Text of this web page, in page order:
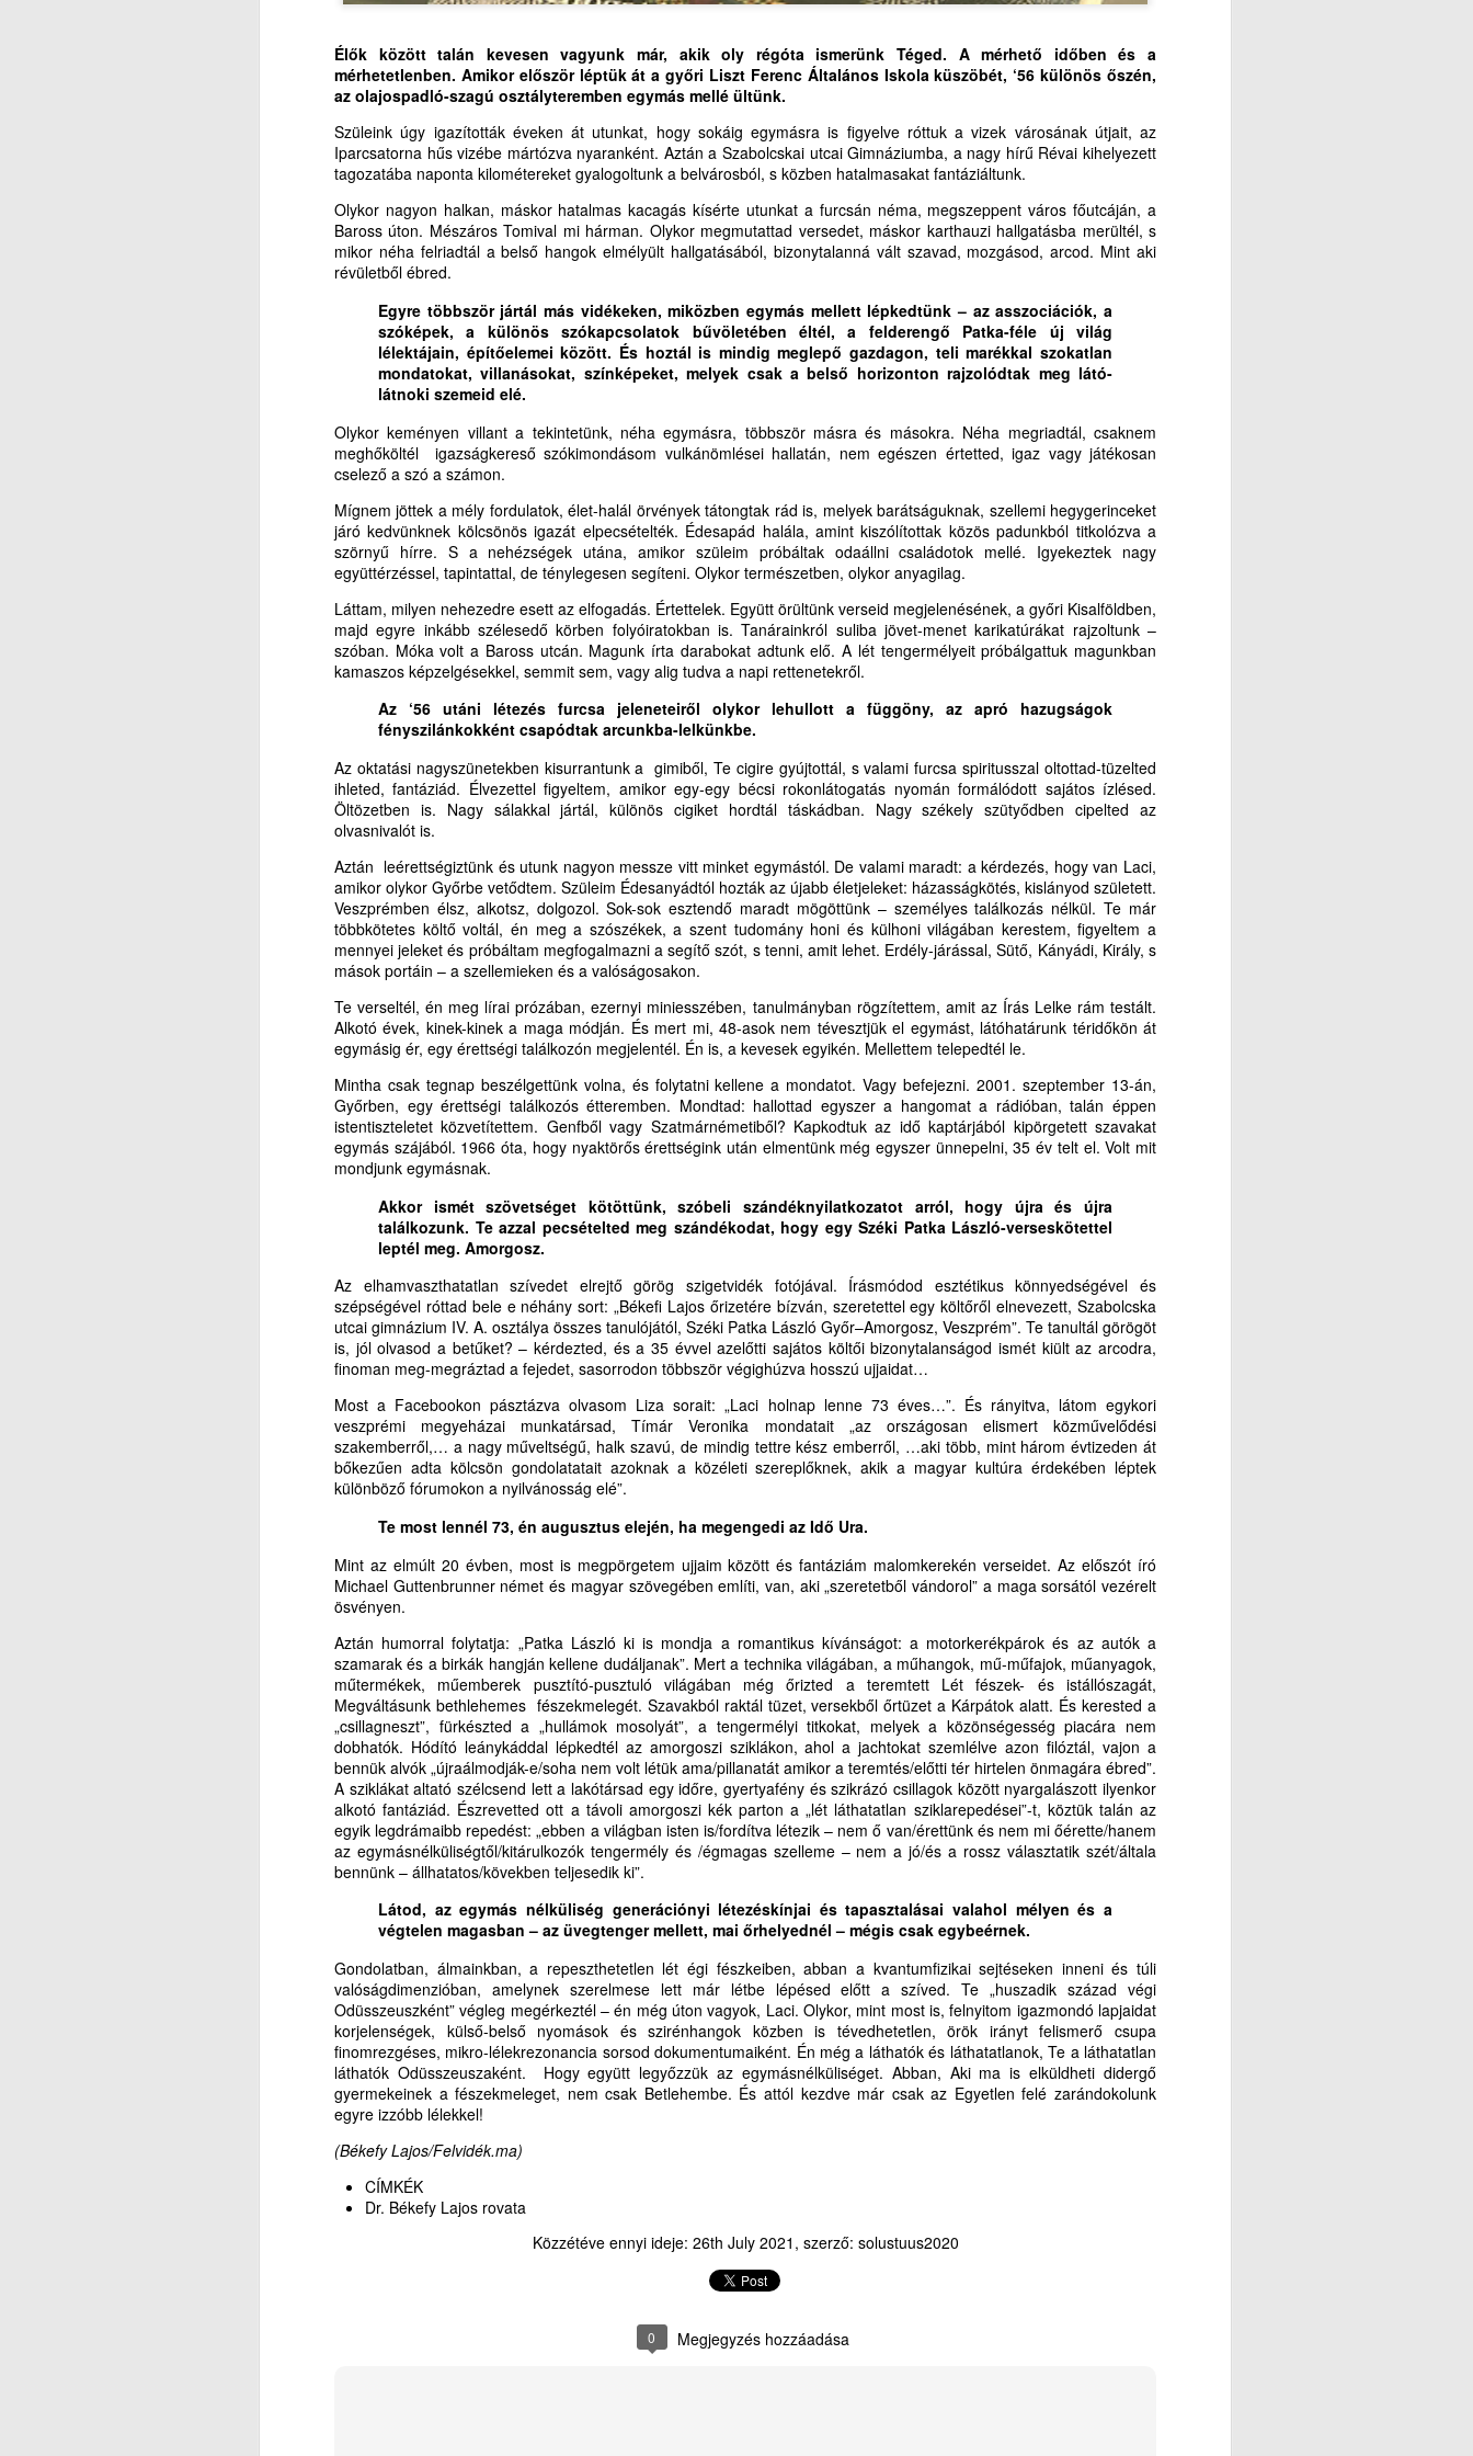
Élők között talán kevesen vagyunk már, akik oly régóta ismerünk Téged. A mérhető időben és a
mérhetetlenben. Amikor először léptük át a győri Liszt Ferenc Általános Iskola küszöbét, ‘56 különös őszén,
az olajospadló-szagú osztályteremben egymás mellé ültünk.
Szüleink úgy igazították éveken át utunkat, hogy sokáig egymásra is figyelve róttuk a vizek városának útjait, az
Iparcsatorna hűs vizébe mártózva nyaranként. Aztán a Szabolcskai utcai Gimnáziumba, a nagy hírű Révai kihelyezett
tagozatába naponta kilométereket gyalogoltunk a belvárosból, s közben hatalmasakat fantáziáltunk.
Olykor nagyon halkan, máskor hatalmas kacagás kísérte utunkat a furcsán néma, megszeppent város főutcáján, a
Baross úton. Mészáros Tomival mi hárman. Olykor megmutattad versedet, máskor karthauzi hallgatásba merültél, s
mikor néha felriadtál a belső hangok elmélyült hallgatásából, bizonytalanná vált szavad, mozgásod, arcod. Mint aki
révületből ébred.
Egyre többször jártál más vidékeken, miközben egymás mellett lépkedtünk – az asszociációk, a
szóképek, a különös szókapcsolatok bűvöletében éltél, a felderengő Patka-féle új világ
lélektájain, építőelemei között. És hoztál is mindig meglepő gazdagon, teli marékkal szokatlan
mondatokat, villanásokat, színképeket, melyek csak a belső horizonton rajzolódtak meg látó-
látnoki szemeid elé.
Olykor keményen villant a tekintetünk, néha egymásra, többször másra és másokra. Néha megriadtál, csaknem
meghőköltél igazságkereső szókimondásom vulkánömlései hallatán, nem egészen értetted, igaz vagy játékosan
cselező a szó a számon.
Mígnem jöttek a mély fordulatok, élet-halál örvények tátongtak rád is, melyek barátságuknak, szellemi hegygerinceket
járó kedvünknek kölcsönös igazát elpecsételték. Édesapád halála, amint kiszólítottak közös padunkból titkolózva a
szörnyű hírre. S a nehézségek utána, amikor szüleim próbáltak odaállni családotok mellé. Igyekeztek nagy
együttérzéssel, tapintattal, de ténylegesen segíteni. Olykor természetben, olykor anyagilag.
Láttam, milyen nehezedre esett az elfogadás. Értettelek. Együtt örültünk verseid megjelenésének, a győri Kisalföldben,
majd egyre inkább szélesedő körben folyóiratokban is. Tanárainkról suliba jövet-menet karikatúrákat rajzoltunk –
szóban. Móka volt a Baross utcán. Magunk írta darabokat adtunk elő. A lét tengermélyeit próbálgattuk magunkban
kamaszos képzelgésekkel, semmit sem, vagy alig tudva a napi rettenetekről.
Az ‘56 utáni létezés furcsa jeleneteiről olykor lehullott a függöny, az apró hazugságok
fényszilánkokként csapódtak arcunkba-lelkünkbe.
Az oktatási nagyszünetekben kisurrantunk a gimiből, Te cigire gyújtottál, s valami furcsa spiritusszal oltottad-tüzelted
ihleted, fantáziád. Élvezettel figyeltem, amikor egy-egy bécsi rokonlátogatás nyomán formálódott sajátos ízlésed.
Öltözetben is. Nagy sálakkal jártál, különös cigiket hordtál táskádban. Nagy székely szütyődben cipelted az
olvasnivalót is.
Aztán leérettségiztünk és utunk nagyon messze vitt minket egymástól. De valami maradt: a kérdezés, hogy van Laci,
amikor olykor Győrbe vetődtem. Szüleim Édesanyádtól hozták az újabb életjeleket: házasságkötés, kislányod született.
Veszprémben élsz, alkotsz, dolgozol. Sok-sok esztendő maradt mögöttünk – személyes találkozás nélkül. Te már
többkötetes költő voltál, én meg a szószékek, a szent tudomány honi és külhoni világában kerestem, figyeltem a
mennyei jeleket és próbáltam megfogalmazni a segítő szót, s tenni, amit lehet. Erdély-járással, Sütő, Kányádi, Király, s
mások portáin – a szellemieken és a valóságosakon.
Te verseltél, én meg lírai prózában, ezernyi miniesszében, tanulmányban rögzítettem, amit az Írás Lelke rám testált.
Alkotó évek, kinek-kinek a maga módján. És mert mi, 48-asok nem tévesztjük el egymást, látóhatárunk téridőkön át
egymásig ér, egy érettségi találkozón megjelentél. Én is, a kevesek egyikén. Mellettem telepedtél le.
Mintha csak tegnap beszélgettünk volna, és folytatni kellene a mondatot. Vagy befejezni. 2001. szeptember 13-án,
Győrben, egy érettségi találkozós étteremben. Mondtad: hallottad egyszer a hangomat a rádióban, talán éppen
istentiszteletet közvetítettem. Genfből vagy Szatmárnémetiből? Kapkodtuk az idő kaptárjából kipörgetett szavakat
egymás szájából. 1966 óta, hogy nyaktörős érettségink után elmentünk még egyszer ünnepelni, 35 év telt el. Volt mit
mondjunk egymásnak.
Akkor ismét szövetséget kötöttünk, szóbeli szándéknyilatkozatot arról, hogy újra és újra
találkozunk. Te azzal pecsételted meg szándékodat, hogy egy Széki Patka László-verseskötettel
leptél meg. Amorgosz.
Az elhamvaszthatatlan szívedet elrejtő görög szigetvidék fotójával. Írásmódod esztétikus könnyedségével és
szépségével róttad bele e néhány sort: „Békefi Lajos őrizetére bízván, szeretettel egy költőről elnevezett, Szabolcska
utcai gimnázium IV. A. osztálya összes tanulójától, Széki Patka László Győr–Amorgosz, Veszprém”. Te tanultál görögöt
is, jól olvasod a betűket? – kérdezted, és a 35 évvel azelőtti sajátos költői bizonytalanságod ismét kiült az arcodra,
finoman meg-megráztad a fejedet, sasorrodon többször végighúzva hosszú ujjaidat…
Most a Facebookon pásztázva olvasom Liza sorait: „Laci holnap lenne 73 éves…”. És rányitva, látom egykori
veszprémi megyeházai munkatársad, Tímár Veronika mondatait „az országosan elismert közművelődési
szakemberről,… a nagy műveltségű, halk szavú, de mindig tettre kész emberről, …aki több, mint három évtizeden át
bőkezűen adta kölcsön gondolatatait azoknak a közéleti szereplőknek, akik a magyar kultúra érdekében léptek
különböző fórumokon a nyilvánosság elé”.
Te most lennél 73, én augusztus elején, ha megengedi az Idő Ura.
Mint az elmúlt 20 évben, most is megpörgetem ujjaim között és fantáziám malomkerekén verseidet. Az előszót író
Michael Guttenbrunner német és magyar szövegében említi, van, aki „szeretetből vándorol” a maga sorsától vezérelt
ösvényen.
Aztán humorral folytatja: „Patka László ki is mondja a romantikus kívánságot: a motorkerékpárok és az autók a
szamarak és a birkák hangján kellene dudáljanak”. Mert a technika világában, a műhangok, mű-műfajok, műanyagok,
műtermékek, műemberek pusztító-pusztuló világában még őrizted a teremtett Lét fészek- és istállószagát,
Megváltásunk bethlehemes fészekmelegét. Szavakból raktál tüzet, versekből őrtüzet a Kárpátok alatt. És kerested a
„csillagneszt”, fürkészted a „hullámok mosolyát”, a tengermélyi titkokat, melyek a közönségesség piacára nem
dobhatók. Hódító leánykáddal lépkedtél az amorgoszi sziklákon, ahol a jachtokat szemlélve azon filóztál, vajon a
bennük alvók „újraálmodják-e/soha nem volt létük ama/pillanatát amikor a teremtés/előtti tér hirtelen önmagára ébred”.
A sziklákat altató szélcsend lett a lakótársad egy időre, gyertyafény és szikrázó csillagok között nyargalászott ilyenkor
alkotó fantáziád. Észrevetted ott a távoli amorgoszi kék parton a „lét láthatatlan sziklarepedései”-t, köztük talán az
egyik legdrámaibb repedést: „ebben a világban isten is/fordítva létezik – nem ő van/érettünk és nem mi őérette/hanem
az egymásnélküliségtől/kitárulkozók tengermély és /égmagas szelleme – nem a jó/és a rossz választatik szét/általa
bennünk – állhatatos/kövekben teljesedik ki”.
Látod, az egymás nélküliség generációnyi létezéskínjai és tapasztalásai valahol mélyen és a
végtelen magasban – az üvegtenger mellett, mai őrhelyednél – mégis csak egybeérnek.
Gondolatban, álmainkban, a repeszthetetlen lét égi fészkeiben, abban a kvantumfizikai sejtéseken inneni és túli
valóságdimenzióban, amelynek szerelmese lett már létbe lépésed előtt a szíved. Te „huszadik század végi
Odüsszeuszként” végleg megérkeztél – én még úton vagyok, Laci. Olykor, mint most is, felnyitom igazmondó lapjaidat
korjelenségek, külső-belső nyomások és szirénhangok közben is tévedhetetlen, örök irányt felismerő csupa
finomrezgéses, mikro-lélekrezonancia sorsod dokumentumaiként. Én még a láthatók és láthatatlanok, Te a láthatatlan
láthatók Odüsszeuszaként. Hogy együtt legyőzzük az egymásnélküliséget. Abban, Aki ma is elküldheti didergő
gyermekeinek a fészekmeleget, nem csak Betlehembe. És attól kezdve már csak az Egyetlen felé zarándokolunk
egyre izzóbb lélekkel!
(Békefy Lajos/Felvidék.ma)
CÍMKÉK
Dr. Békefy Lajos rovata
Közzétéve ennyi ideje: 26th July 2021 , szerző: solustuus2020
0 Megjegyzés hozzáadása
Különösképpen is nagy segítség a
klímaváltozás okozta forróságban
a figyelemelterelés. Fontos a
katasztrófa-, és pánik
újságírástól, médiától, a
politikumtól túlzsúfolt és gyakran
túldramatizált álhírzuhatagoktól
HOLY SPIRIT VERSUS
CHILDREN AND ADULTS
IMMAGINI PARLANTI:
L'INTELLIGENZA VIVA DELLO
SPIRITO SANTO CONTRO
L'INTELLIGENZA ARTIFICIALE
PER BAMBINI E ADULTI
A mesterséges intelligencia
korában még inkább szüksége
van mindannyiunknak az
élő Szentlélek intelligenciára, lelki
kult
MI MÁR ILYEN CSALÁD VAGYUNK – KIVIRÁGZIK A
SPIRITUÁLIS SZÜLINAPI BALLADÁVÁ
MI MÁR ILYEN CSALÁD VAGYUNK – KIVIRÁGZIK A SZÓ
LELKÜNKBEN ÉS LAPTOPUNKON IS
SPIRITUÁLIS SZÜLINAPI BALLADÁVÁ
ISTENÜNK KIFÜRKÉSZHETETLEN AKARATÁBÓL
SZÜLETÉSNAPUNK KÉT EGYMÁST KÖVETŐ NAPRA,
Sok kedves testvéri, rokoni, baráti,
hit-, és eszmetársi jókívánságért hálát adva
köszönteni zarándoktársamat,
RÖHRIG KLAUDIÁT,
egyúttal megköszönni a számos jókívánságot,
amit ezen a napon kaptam/kapunk.
AUG
KINCS, SZÉP GYÖNGYÖK, ÖRÖM LÉLEK-
ÜVEGTENGER MELLŐL (5.)
LEVELEK AZ ÜVEGTENGER MELLŐL
(5.)
VASÁRNAPJÁRA
Mióta Isten Szentlelke megajándékozott a lelki perspektívaváltás
kivételesen gazdag örömszerző látásmódjával, mélyebben megértem
Kálvin atyánk élet-, ember-, és egyházlátását. Hiszen ő ajándékozta
Szentlélekben letisztult szemléletét a reformátusságnak, de messze túl
a felekezeti határokon is, a keresztyénségnek.
AUG
1
A PRÉDIKÁCIÓ GYÖNYÖRŰSÉGE AZ
IGEHIRDETŐK JUTALMA --- MIKOR LESZ
EGYHÁZUNKBAN IGEHIRDETÉS, ÉS
IGEHIRDETŐK VASÁRNAPJA? (2.)
AZ ÚR SZENT LELKE RÁM BÍZTA, TOVÁBB ADOM
Kérem, hogy aki egyetért a cikk tartalmával, az ossza meg a Generális
Konvent és a Magyarországi Református Egyház lelkészei,
szolgatársainkhoz a Prédikáció/Prédikátorok Vasárnapjának beiktatása,
megtartása országos és helyi szinten. Az Úr vezesse átgondolásunkat,
reménységgel, és köszönettel,
Dr.
30
MIKOR LESZ AZ IGE EGYHÁZÁBAN PRÉDIKÁCIÓ
ÉS PRÉDIKÁTOR VASÁRNAP?
MIKOR LESZ AZ IGE EGYHÁZÁBAN PRÉDIKÁCIÓ ÉS PRÉDIKÁTOR
Hirdesd az igét, állj elő vele alkalmas és alkalmatlan időben,
ints, fedj, buzdíts teljes béketűréssel és tanítással
(2Tim 4,2)
Aki titeket hallgat, engem hallgat, és aki titeket megvet,
engem vet meg; és aki engem vet meg, azt veti meg,
aki engem elküldött
(Luk 10,16)
Pannonicus Reformatus
Évente egy vasárnapon legyen könyörgés és hálaadás
igehirdetésért, prédikátorokért
Mikor van alkalom és idő a gyülekezetekben, az Ige
JUL
30
MIKOR LESZ AZ IGE EGYHÁZÁBAN PRÉDIKÁCIÓ
ÉS PRÉDIKÁTOR VASÁRNAP?
MIKOR LESZ AZ IGE EGYHÁZÁBAN PRÉDIKÁCIÓ ÉS PRÉDIKÁTOR
VASÁRNAP?
Hirdesd az igét, állj elő vele alkalmas és alkalmatlan időben,
ints, fedj, buzdíts teljes béketűréssel és tanítással
(2Tim 4,2)
Aki titeket hallgat, engem hallgat, és aki titeket megvet,
engem vet meg; és aki engem vet meg, azt veti meg,
aki engem elküldött
(Luk 10,16)
Pannonicus Reformatus
Évente egy vasárnapon legyen könyörgés és hálaadás
igehirdetésért, prédikátorokért
Mikor van alkalom és idő a gyülekezetekben, az Ige
JUL
TESTVÉRI SZÓ TŐKÉS LÁSZLÓHOZ TUSVÁNYOSI
BESZÉDE ÉS A REFORMÁTUS EMLÉKEZET-
KULTÚRA KAPCSÁN
TESTVÉRI SZÓ TŐKÉS LÁSZLÓHOZ
TUSVÁNYOSI BESZÉDE ÉS A REFORMÁTUS
EMLÉKEZET-KULTÚRA KAPCSÁN
Főtiszteletű Püspök Úr!
Több évtizednyi levelezésünk megszakadása sem tud megakadályozni
abban, hogy elemző, történet-antropológiai, történetteológiai
magaslatokon megszólaló-megszólító tusványosi beszédére az
elismerés és a köszönet formális-udvarias szavain túl is ne reflektáljak.
25
MI A TEENDŐNK A HIT ÉS A MESTERSÉGES
INTELLIGENCIA ETIKUS VISZONYÁÉRT?
MI A TEENDŐNK A HIT ÉS A MESTERSÉGES INTELLIGENCIA
ETIKUS VISZONYÁÉRT?
a Szent Lélek azonban szabadságot ad.
Itt az idő, hogy uralkodjunk az eszközeink felett,
mielőtt azok uralkodnának rajtunk.”
Augusztus elején elektronikus kötet formájában megjelenik e sorok írója
könyvsorozatának első kötete. A sorozat címe: A digitális túlélés
enciklopédiája – teológiai stratégiai vázlat a jövőért.
JUL
20
LETTERA DOXOLOGICA --- ISTENT MAGASZTALÓ
ŐSZINTE, NYÍLT LEVÉL
SORSRAJZOLATOK
LETTERA DOXOLOGICA
NYÍLT LEVÉL
Áldás-békesség Istentől!
Az Olvasókkal, Lelkésztestvérekkel, Barátaimmal együtt szeretettel
köszöntöm Önt, Erdélyországnak Bethlen Gábor Nagyságos Fejedelem
óta Nemes és Tiszteletes Református Prédikátorai között, úgy is, mint
a kiváló és Erdély-gyarapító érdemes gr. Teleky család sarját, az Ige és
református népünk szolgálatában.
JUL
19
Isten azbesztruhája a menedékünk - 3875 HELYEN
LÁNGOL FÖLDÜNK
3875
Kihűl a szó. A műholdak szeme
sötét tüzek pontjait számlálja.
míg a haszon hőkupolája alatt
LÁNGOKBAN A VILÁG – 3875 ÉGÉSI SEB
FÖLDÜNK ARCÁN -- TARTSUNK
LÁNGOKBAN A VILÁG – 3875 ÉGÉSI SEB FÖLDÜNK ARCÁN